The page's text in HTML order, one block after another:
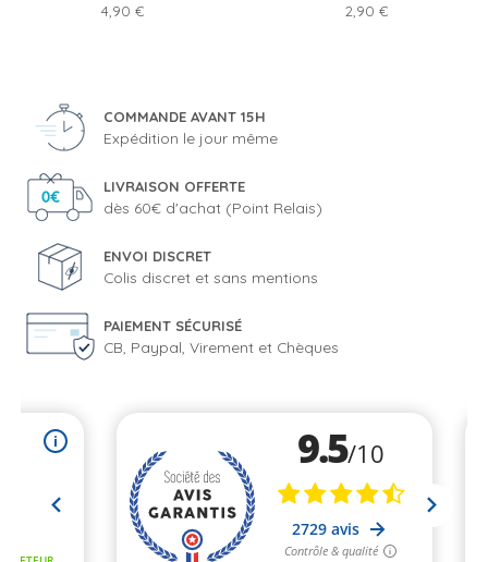
Prix
4,90 € Prix
2,90 €
COMMANDE AVANT 15H
Expédition le jour même
LIVRAISON OFFERTE
dès 60€ d'achat (Point Relais)
ENVOI DISCRET
Colis discret et sans mentions
PAIEMENT SÉCURISÉ
CB, Paypal, Virement et Chèques